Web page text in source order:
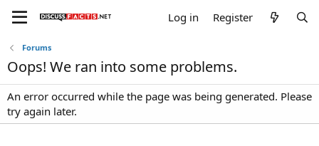
Log in Register
Forums
Oops! We ran into some problems.
An error occurred while the page was being generated. Please
try again later.